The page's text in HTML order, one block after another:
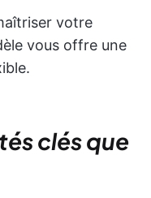
votre
vous offre une
clés que